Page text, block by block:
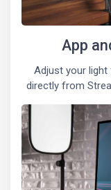
App
Adjust your
directly from